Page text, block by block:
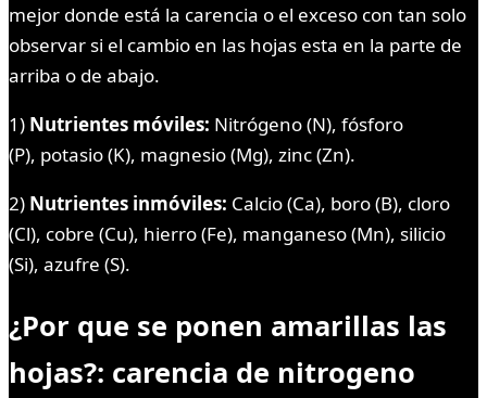
mejor donde está la carencia o el exceso con tan solo
observar si el cambio en las hojas esta en la parte de
arriba o de abajo.
1) Nutrientes móviles: Nitrógeno (N), fósforo
(P), potasio (K), magnesio (Mg), zinc (Zn).
2) Nutrientes inmóviles: Calcio (Ca), boro (B), cloro
(Cl), cobre (Cu), hierro (Fe), manganeso (Mn), silicio
(Si), azufre (S).
¿Por que se ponen amarillas las
hojas?: carencia de nitrogeno